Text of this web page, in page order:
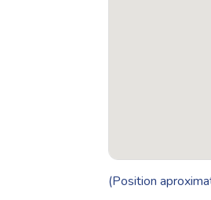
(Position